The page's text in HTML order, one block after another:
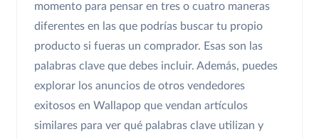
momento para pensar en tres o cuatro maneras
diferentes en las que podrías buscar tu propio
producto si fueras un comprador. Esas son las
palabras clave que debes incluir. Además, puedes
explorar los anuncios de otros vendedores
exitosos en Wallapop que vendan artículos
similares para ver qué palabras clave utilizan y